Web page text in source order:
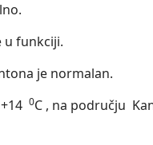
u funkciji.
je normalan.
0C , na području